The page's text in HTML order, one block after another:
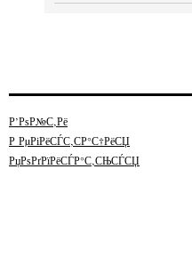
Р’РѕР№С‚Рё
Р РµРіРёСЃС‚СР°С†РёСЏ
РџРѕРґРїРёСЃР°С‚СЊСЃСЏ